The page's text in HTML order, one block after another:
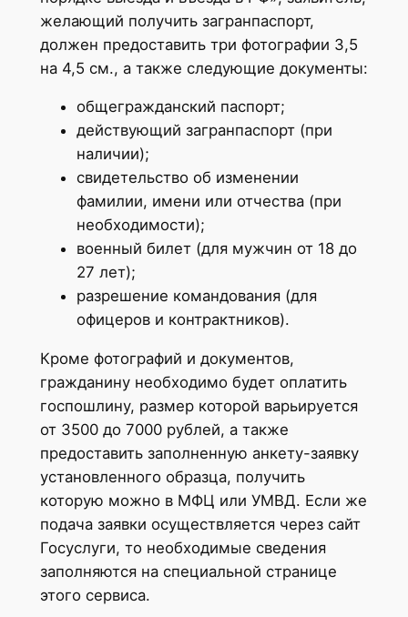
желающий получить загранпаспорт,
должен предоставить три фотографии 3,5
на 4,5 см., а также следующие документы:
общегражданский паспорт;
действующий загранпаспорт (при
наличии);
свидетельство об изменении
фамилии, имени или отчества (при
необходимости);
военный билет (для мужчин от 18 до
27 лет);
разрешение командования (для
офицеров и контрактников).
Кроме фотографий и документов,
гражданину необходимо будет оплатить
госпошлину, размер которой варьируется
от 3500 до 7000 рублей, а также
предоставить заполненную анкету-заявку
установленного образца, получить
которую можно в МФЦ или УМВД. Если же
подача заявки осуществляется через сайт
Госуслуги, то необходимые сведения
заполняются на специальной странице
этого сервиса.